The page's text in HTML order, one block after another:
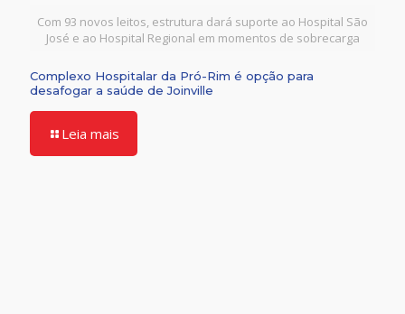
Com 93 novos leitos, estrutura dará suporte ao Hospital São
José e ao Hospital Regional em momentos de sobrecarga
Complexo Hospitalar da Pró-Rim é opção para
desafogar a saúde de Joinville
Leia mais